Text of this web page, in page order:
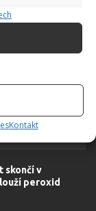
Kontakt
vše, co je
o autorovi]
skončí v
peroxid